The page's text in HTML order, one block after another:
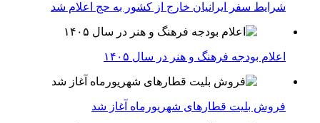
شرایط سفر ایرانیان خارج از کشور به حج اعلام شد
اعلام بودجه فرهنگ و هنر در سال ۱۴۰۵
فروش بلیت قطارهای شهریورماه آغاز شد